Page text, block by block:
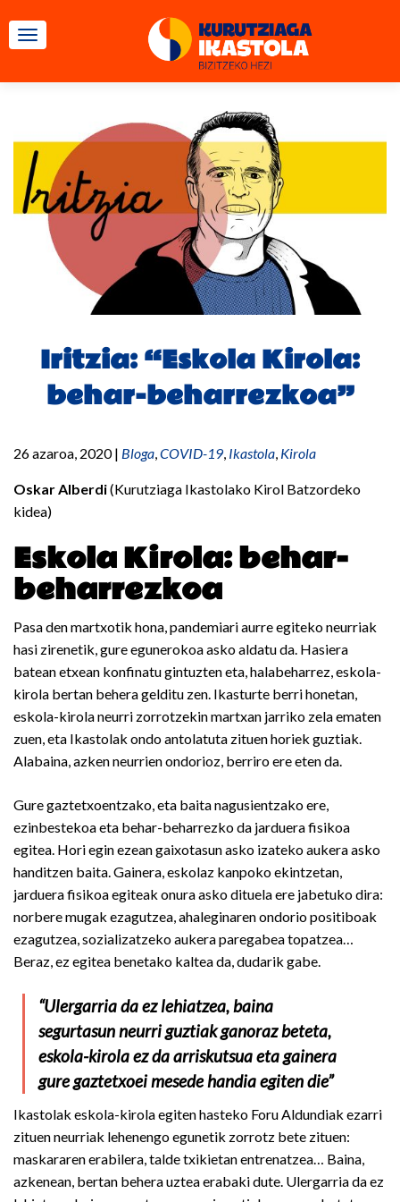
TOGGLE NAVIGATION
Iritzia: “Eskola Kirola:
behar-beharrezkoa”
26 azaroa, 2020| Bloga,COVID-19, Ikastola, Kirola
Oskar Alberdi(Kurutziaga Ikastolako Kirol Batzordeko
kidea)
Eskola Kirola: behar-
beharrezkoa
Pasa den martxotik hona, pandemiari aurre egiteko neurriak
hasi zirenetik, gure egunerokoa asko aldatu da. Hasiera
batean etxean konfinatu gintuzten eta, halabeharrez, eskola-
kirola bertan behera gelditu zen. Ikasturte berri honetan,
eskola-kirola neurri zorrotzekin martxan jarriko zela ematen
zuen, eta Ikastolak ondo antolatuta zituen horiek guztiak.
Alabaina, azken neurrien ondorioz, berriro ere eten da.
Gure gaztetxoentzako, eta baita nagusientzako ere,
ezinbestekoa eta behar-beharrezko da jarduera fisikoa
egitea. Hori egin ezean gaixotasun asko izateko aukera asko
handitzen baita. Gainera, eskolaz kanpoko ekintzetan,
jarduera fisikoa egiteak onura asko dituela ere jabetuko dira:
norbere mugak ezagutzea, ahaleginaren ondorio positiboak
ezagutzea, sozializatzeko aukera paregabea topatzea…
Beraz, ez egitea benetako kaltea da, dudarik gabe.
“Ulergarria da ez lehiatzea, baina
segurtasun neurri guztiak ganoraz beteta,
eskola-kirola ez da arriskutsua eta gainera
gure gaztetxoei mesede handia egiten die”
Ikastolak eskola-kirola egiten hasteko Foru Aldundiak ezarri
zituen neurriak lehenengo egunetik zorrotz bete zituen:
maskararen erabilera, talde txikietan entrenatzea… Baina,
azkenean, bertan behera uztea erabaki dute. Ulergarria da ez